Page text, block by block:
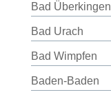
Bad Überkingen
Bad Urach
Bad Wimpfen
Baden-Baden